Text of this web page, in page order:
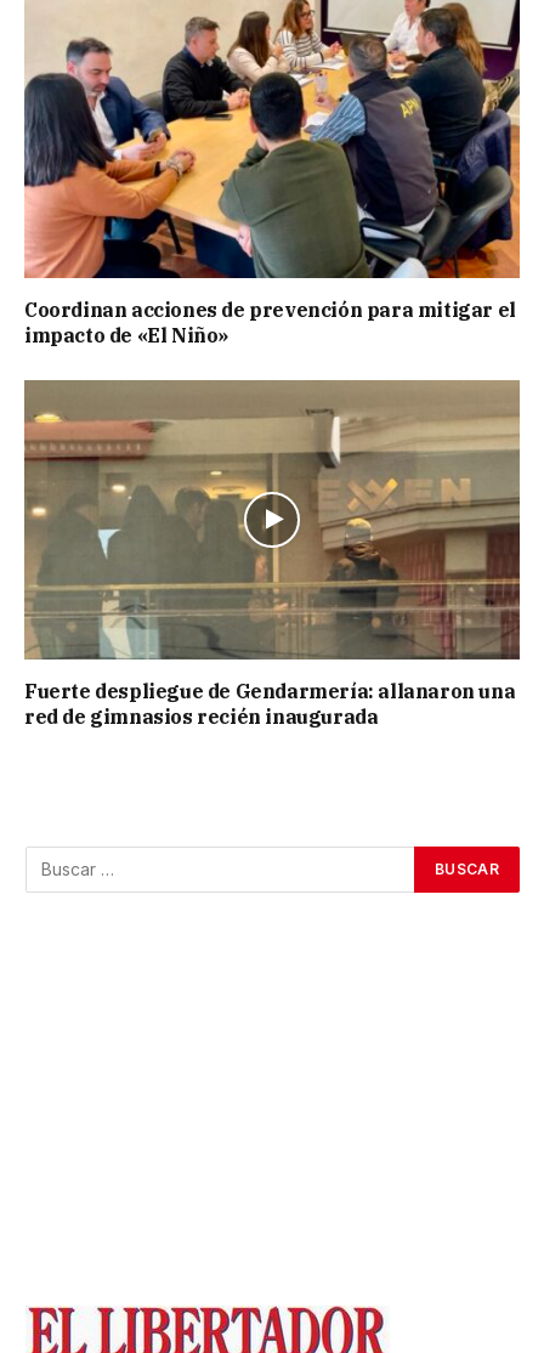
Coordinan acciones de prevención para mitigar el
impacto de «El Niño»
Fuerte despliegue de Gendarmería: allanaron una
red de gimnasios recién inaugurada